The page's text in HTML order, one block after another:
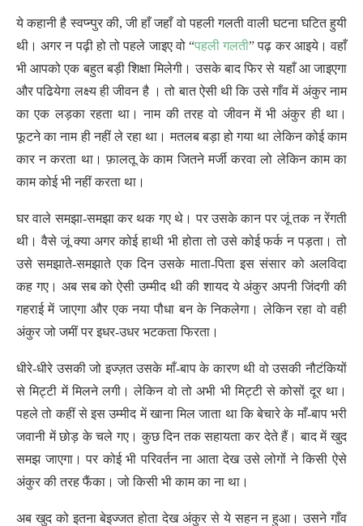
ये कहानी है स्वप्न्पुर की, जी हाँ जहाँ वो पहली गलती वाली घटना घटित हुयी
थी। अगर न पढ़ी हो तो पहले जाइए वो “पहली गलती” पढ़ कर आइये। वहाँ
भी आपको एक बहुत बड़ी शिक्षा मिलेगी। उसके बाद फिर से यहाँ आ जाइएगा
और पढियेगा लक्ष्य ही जीवन है । तो बात ऐसी थी कि उसे गाँव में अंकुर नाम
का एक लड़का रहता था। नाम की तरह वो जीवन में भी अंकुर ही था।
फूटने का नाम ही नहीं ले रहा था। मतलब बड़ा हो गया था लेकिन कोई काम
कार न करता था। फ़ालतू के काम जितने मर्जी करवा लो लेकिन काम का
काम कोई भी नहीं करता था।
घर वाले समझा-समझा कर थक गए थे। पर उसके कान पर जूं तक न रेंगती
थी। वैसे जूं क्या अगर कोई हाथी भी होता तो उसे कोई फर्क न पड़ता। तो
उसे समझाते-समझाते एक दिन उसके माता-पिता इस संसार को अलविदा
कह गए। अब सब को ऐसी उम्मीद थी की शायद ये अंकुर अपनी जिंदगी की
गहराई में जाएगा और एक नया पौधा बन के निकलेगा। लेकिन रहा वो वही
अंकुर जो जमीं पर इधर-उधर भटकता फिरता।
धीरे-धीरे उसकी जो इज्ज़त उसके माँ-बाप के कारण थी वो उसकी नौटंकियों
से मिट्टी में मिलने लगी। लेकिन वो तो अभी भी मिट्टी से कोसों दूर था।
पहले तो कहीं से इस उम्मीद में खाना मिल जाता था कि बेचारे के माँ-बाप भरी
जवानी में छोड़ के चले गए। कुछ दिन तक सहायता कर देते हैं। बाद में खुद
समझ जाएगा। पर कोई भी परिवर्तन ना आता देख उसे लोगों ने किसी ऐसे
अंकुर की तरह फैंका। जो किसी भी काम का ना था।
अब खुद को इतना बेइज्जत होता देख अंकुर से ये सहन न हुआ। उसने गाँव